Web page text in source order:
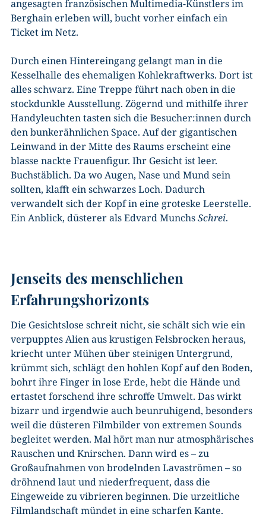
angesagten französischen Multimedia-Künstlers im
Berghain erleben will, bucht vorher einfach ein
Ticket im Netz.
Durch einen Hintereingang gelangt man in die
Kesselhalle des ehemaligen Kohlekraftwerks. Dort ist
alles schwarz. Eine Treppe führt nach oben in die
stockdunkle Ausstellung. Zögernd und mithilfe ihrer
Handyleuchten tasten sich die Besucher:innen durch
den bunkerähnlichen Space. Auf der gigantischen
Leinwand in der Mitte des Raums erscheint eine
blasse nackte Frauenfigur. Ihr Gesicht ist leer.
Buchstäblich. Da wo Augen, Nase und Mund sein
sollten, klafft ein schwarzes Loch. Dadurch
verwandelt sich der Kopf in eine groteske Leerstelle.
Ein Anblick, düsterer als Edvard MunchsSchrei.
Jenseits des menschlichen
Erfahrungshorizonts
Die Gesichtslose schreit nicht, sie schält sich wie ein
verpupptes Alien aus krustigen Felsbrocken heraus,
kriecht unter Mühen über steinigen Untergrund,
krümmt sich, schlägt den hohlen Kopf auf den Boden,
bohrt ihre Finger in lose Erde, hebt die Hände und
ertastet forschend ihre schroffe Umwelt. Das wirkt
bizarr und irgendwie auch beunruhigend, besonders
weil die düsteren Filmbilder von extremen Sounds
begleitet werden. Mal hört man nur atmosphärisches
Rauschen und Knirschen. Dann wird es – zu
Großaufnahmen von brodelnden Lavaströmen – so
dröhnend laut und niederfrequent, dass die
Eingeweide zu vibrieren beginnen. Die urzeitliche
Filmlandschaft mündet in eine scharfen Kante.